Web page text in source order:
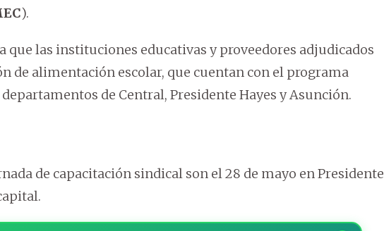
).
que las instituciones educativas y proveedores adjudicados
de alimentación escolar, que cuentan con el programa
departamentos de Central, Presidente Hayes y Asunción.
de capacitación sindical son el 28 de mayo en Presidente